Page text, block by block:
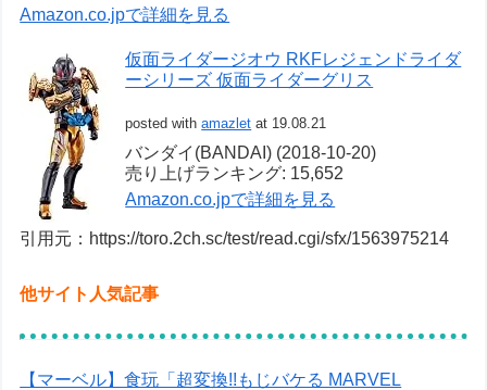
Amazon.co.jpで詳細を見る
仮面ライダージオウ RKFレジェンドライダ
ーシリーズ 仮面ライダーグリス
posted withamazlet at 19.08.21
バンダイ(BANDAI) (2018-10-20)
売り上げランキング: 15,652
Amazon.co.jpで詳細を見る
引用元：https://toro.2ch.sc/test/read.cgi/sfx/1563975214
他サイト人気記事
【マーベル】食玩「超変換!!もじバケる MARVEL